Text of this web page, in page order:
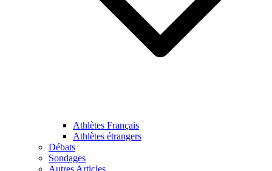
Athlètes Français
Athlètes étrangers
Débats
Sondages
Autres Articles